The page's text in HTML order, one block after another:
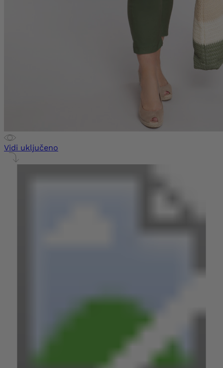
Vidi uključeno